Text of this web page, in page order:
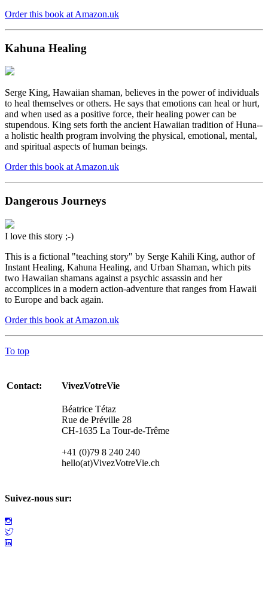
Order this book at Amazon.uk
Kahuna Healing
Serge King, Hawaiian shaman, believes in the power of individuals
to heal themselves or others. He says that emotions can heal or hurt,
and when used as a positive force, their healing power can be
stupendous. King sets forth the ancient Hawaiian tradition of Huna--
a holistic health program involving the physical, emotional, mental,
and spiritual aspects of human beings.
Order this book at Amazon.uk
Dangerous Journeys
I love this story ;-)
This is a fictional "teaching story" by Serge Kahili King, author of
Instant Healing, Kahuna Healing, and Urban Shaman, which pits
two Hawaiian shamans against a psychic assassin and her
accomplices in a modern action-adventure that ranges from Hawaii
to Europe and back again.
Order this book at Amazon.uk
To top
Contact: VivezVotreVie
Béatrice Tétaz
Rue de Préville 28
CH-1635 La Tour-de-Trême
+41 (0)79 8 240 240
hello(at)VivezVotreVie.ch
Suivez-nous sur: